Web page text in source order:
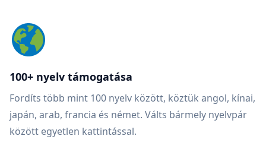
100+ nyelv támogatása
Fordíts több mint 100 nyelv között, köztük angol, kínai,
japán, arab, francia és német. Válts bármely nyelvpár
között egyetlen kattintással.